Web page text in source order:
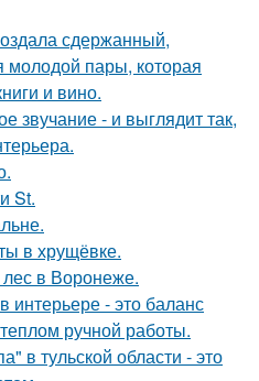
сдержанный,
пары, которая
и вино.
звучание - и выглядит так,
St.
в хрущёвке.
в Воронеже.
- это баланс
ручной работы.
в тульской области - это